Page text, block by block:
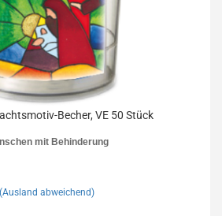
Becher, VE 50 Stück
mit Behinderung
(Ausland abweichend)